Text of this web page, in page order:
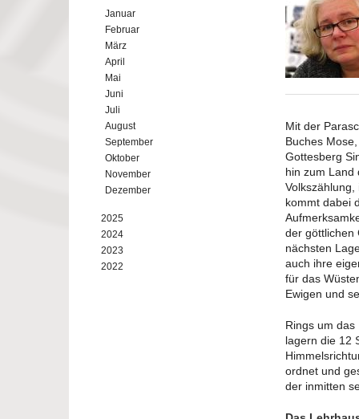
Januar
Februar
März
April
Mai
Juni
Juli
August
September
Oktober
November
Dezember
2025
2024
2023
2022
Mit der
Buches
Gottesberg
hin zum Land
kommt dabei
der göttlichen
nächsten
auch ihre
für das
Ewigen und
Rings um
lagern die 12
ordnet und
der inmitten